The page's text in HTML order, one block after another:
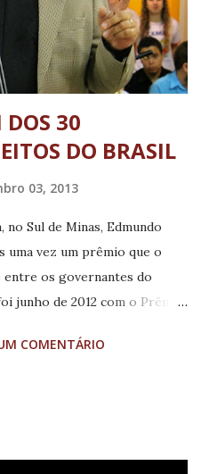
significa para todo o
"Aproveito para...
30
DO BRASIL
03, 2013
Sul de Minas, Edmundo
uma vez um prêmio que o
entre os governantes do
junho de 2012 com o Prêmio
destacaram na gestão dos
prefeito recebeu a indicação
COMENTÁRIO